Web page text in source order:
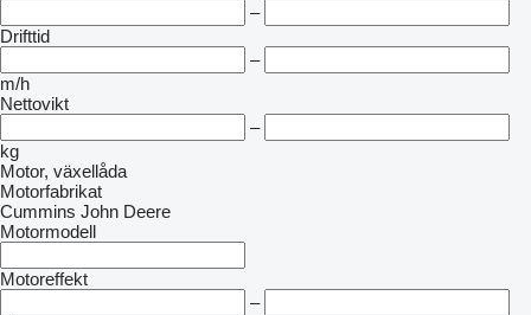
–
Drifttid
–
m/h
Nettovikt
–
kg
Motor, växellåda
Motorfabrikat
Cummins John Deere
Motormodell
Motoreffekt
–